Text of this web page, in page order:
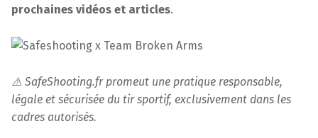
prochaines vidéos et articles.
⚠️ SafeShooting.fr promeut une pratique responsable,
légale et sécurisée du tir sportif, exclusivement dans les
cadres autorisés.